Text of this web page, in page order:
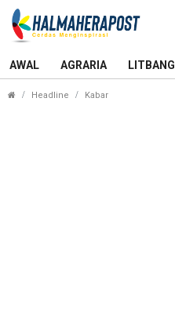
AWAL AGRARIA LITBANG
Headline Kabar